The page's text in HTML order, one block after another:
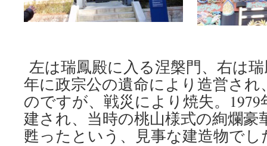
左は瑞鳳殿に入る涅槃門、右は
年に政宗公の遺命により造営さ
のですが、戦災により焼失。1979
建され、当時の桃山様式の絢爛豪
甦ったという、見事な建造物でし